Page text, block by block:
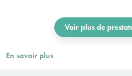
Voir plus de
En savoir plus